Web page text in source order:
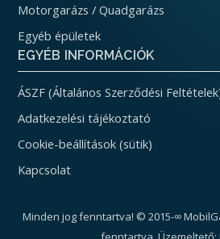
Motorgarázs / Quadgarázs
Egyéb épületek
EGYÉB INFORMÁCIÓK
ÁSZF (Általános Szerződési
Adatkezelési tájékoztató
Cookie-beállítások (sütik)
Kapcsolat
Minden jog fenntartva! © 2015-∞